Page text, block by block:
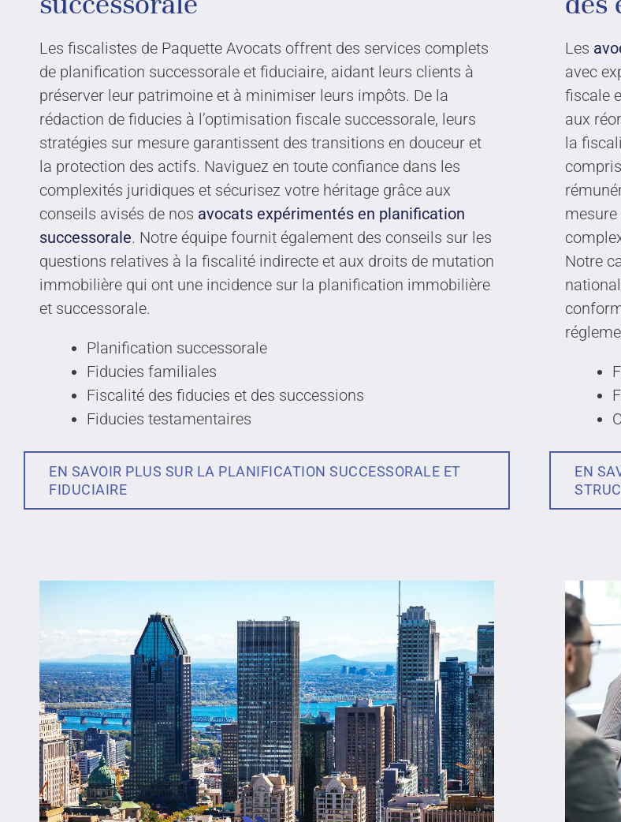
Les fiscalistes de Paquette Avocats offrent des services complets
de planification successorale et fiduciaire, aidant leurs clients à
préserver leur patrimoine et à minimiser leurs impôts. De la
rédaction de fiducies à l’optimisation fiscale successorale, leurs
stratégies sur mesure garantissent des transitions en douceur et
la protection des actifs. Naviguez en toute confiance dans les
complexités juridiques et sécurisez votre héritage grâce aux
conseils avisés de nos avocats expérimentés en planification
successorale. Notre équipe fournit également des conseils sur les
questions relatives à la fiscalité indirecte et aux droits de mutation
immobilière qui ont une incidence sur la planification immobilière
et successorale.
Planification successorale
Fiducies familiales
Fiscalité des fiducies et des successions
Fiducies testamentaires
EN SAVOIR PLUS SUR LA PLANIFICATION SUCCESSORALE ET
FIDUCIAIRE
Les
avec
fiscale
aux
la
Notre
EN